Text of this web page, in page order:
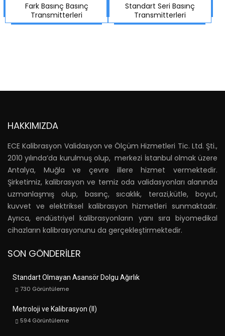
Fark Basınç Basınç
Transmitterleri
Standart Seri Basınç
Transmitterleri
HAKKIMIZDA
ECE Kalibrasyon Validasyon ve Ölçüm Hizmetleri Tic. Ltd. Şti.,
2010 yılında’da kurulmuş olup, merkezi İstanbul olmak üzere
Antalya, Muğla ve çevre illere hizmet vermektedir.
Şirketimiz, kalibrasyon ve temiz oda validasyonları alanında
uzmanlaşmış olup, basınç, sıcaklık, terazi,kütle, boyut,
kuvvet ve elektriksel kalibrasyon hizmetleri sunmaktadır.
Ayrıca, endüstriyel kalibrasyonların yanı sıra biyomedikal
cihazların kalibrasyonunu da gerçekleştirmektedir.
SON GÖNDERILER
Standart Olmayan Asansör Dolgu Ağırlık
730 Görüntüleme
Metroloji ve Kalibrasyon (II)
594 Görüntüleme